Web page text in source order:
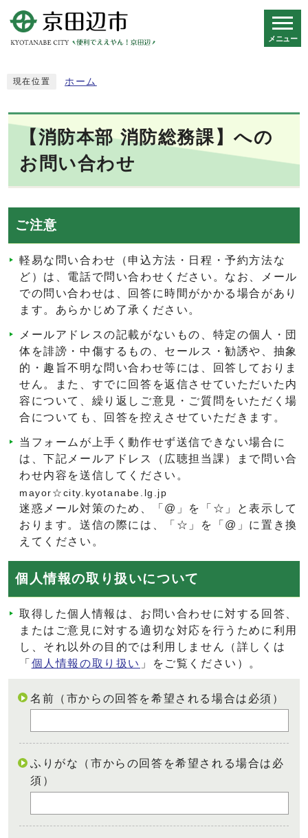
メニュー
現在位置 ホーム
【消防本部 消防総務課】への
お問い合わせ
ご注意
軽易な問い合わせ（申込方法・日程・予約方法な
ど）は、電話で問い合わせください。なお、メール
での問い合わせは、回答に時間がかかる場合があり
ます。あらかじめ了承ください。
メールアドレスの記載がないもの、特定の個人・団
体を誹謗・中傷するもの、セールス・勧誘や、抽象
的・趣旨不明な問い合わせ等には、回答しておりま
せん。また、すでに回答を返信させていただいた内
容について、繰り返しご意見・ご質問をいただく場
合についても、回答を控えさせていただきます。
当フォームが上手く動作せず送信できない場合に
は、下記メールアドレス（広聴担当課）まで問い合
わせ内容を送信してください。
mayor☆city.kyotanabe.lg.jp
迷惑メール対策のため、「@」を「☆」と表示して
おります。送信の際には、「☆」を「@」に置き換
えてください。
個人情報の取り扱いについて
取得した個人情報は、お問い合わせに対する回答、
またはご意見に対する適切な対応を行うために利用
し、それ以外の目的では利用しません（詳しくは
「 個人情報の取り扱い 」をご覧ください）。
名前（市からの回答を希望される場合は必須）
ふりがな（市からの回答を希望される場合は必
須）